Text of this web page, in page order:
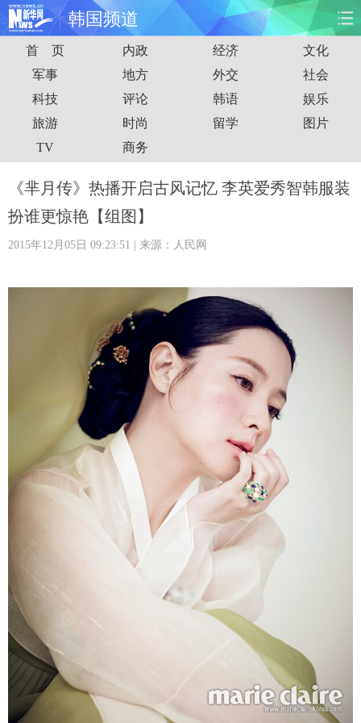
韩国频道
首页 时政 国际 财经
娱乐 体育 人事 教育
时尚 思客
港澳 台湾 华人 汽车
科技 能源
健康 信息化
公益 军事
摄影 新华广播
新华电视中文
首 页 内政 经济
文化
军事
地方 外交
社会
科技
评论 韩语
娱乐
旅游
时尚 留学
图片
TV
商务
《芈月传》热播开启古风记忆 李英爱秀智韩服装
扮谁更惊艳【组图】
2015年12月05日 09:23:51 | 来源：人民网